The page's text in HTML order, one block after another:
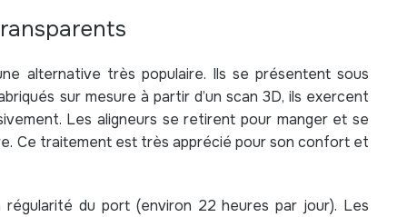
alternative très populaire. Ils se présentent sous
sur mesure à partir d’un scan 3D, ils exercent
Les aligneurs se retirent pour manger et se
Ce traitement est très apprécié pour son confort et
régularité du port (environ 22 heures par jour). Les